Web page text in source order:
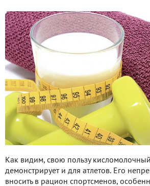
Как видим, свою пользу
демонстрирует и для атлетов. Его
вносить в рацион спортсменов,